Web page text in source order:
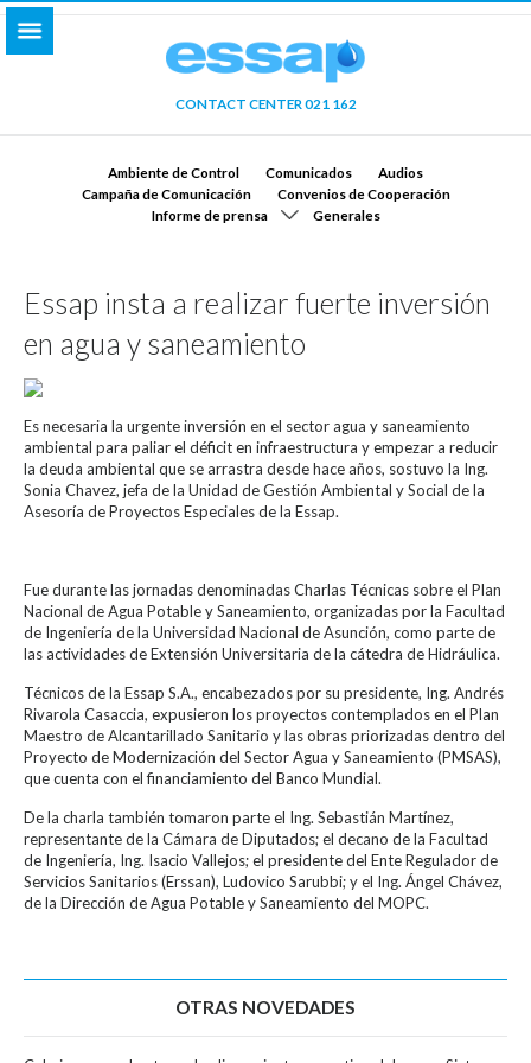
CONTACT CENTER 021 162
Ambiente de Control Comunicados
Audios
Campaña de Comunicación
Convenios de Cooperación
Informe de prensa
Generales
Essap insta a realizar fuerte inversión
en agua y saneamiento
Es necesaria la urgente inversión en el sector agua y saneamiento
ambiental para paliar el déficit en infraestructura y empezar a reducir
la deuda ambiental que se arrastra desde hace años, sostuvo la Ing.
Sonia Chavez, jefa de la Unidad de Gestión Ambiental y Social de la
Asesoría de Proyectos Especiales de la Essap.
Fue durante las jornadas denominadas Charlas Técnicas sobre el Plan
Nacional de Agua Potable y Saneamiento, organizadas por la Facultad
de Ingeniería de la Universidad Nacional de Asunción, como parte de
las actividades de Extensión Universitaria de la cátedra de Hidráulica.
Técnicos de la Essap S.A., encabezados por su presidente, Ing. Andrés
Rivarola Casaccia, expusieron los proyectos contemplados en el Plan
Maestro de Alcantarillado Sanitario y las obras priorizadas dentro del
Proyecto de Modernización del Sector Agua y Saneamiento (PMSAS),
que cuenta con el financiamiento del Banco Mundial.
De la charla también tomaron parte el Ing. Sebastián Martínez,
representante de la Cámara de Diputados; el decano de la Facultad
de Ingeniería, Ing. Isacio Vallejos; el presidente del Ente Regulador de
Servicios Sanitarios (Erssan), Ludovico Sarubbi; y el Ing. Ángel Chávez,
de la Dirección de Agua Potable y Saneamiento del MOPC.
OTRAS NOVEDADES